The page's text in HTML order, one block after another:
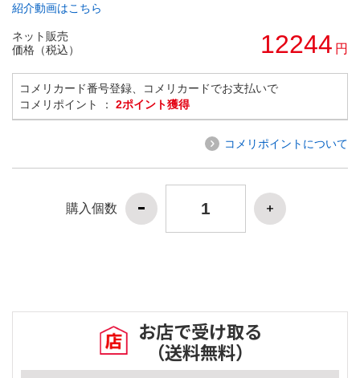
紹介動画はこちら
ネット販売
価格（税込）
12244 円
コメリカード番号登録、コメリカードでお支払いで
コメリポイント ： 2ポイント獲得
コメリポイントについて
購入個数
お店で受け取る
（送料無料）